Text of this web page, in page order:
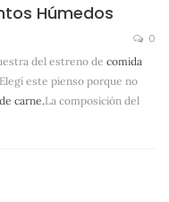
Húmedos
0
del estreno de comida
este pienso porque no
carne.La composición del